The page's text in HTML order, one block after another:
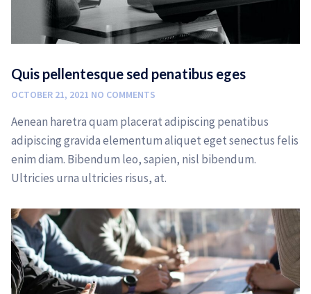
Quis pellentesque sed penatibus eges
OCTOBER 21, 2021 NO COMMENTS
Aenean haretra quam placerat adipiscing penatibus
adipiscing gravida elementum aliquet eget senectus felis
enim diam. Bibendum leo, sapien, nisl bibendum.
Ultricies urna ultricies risus, at.